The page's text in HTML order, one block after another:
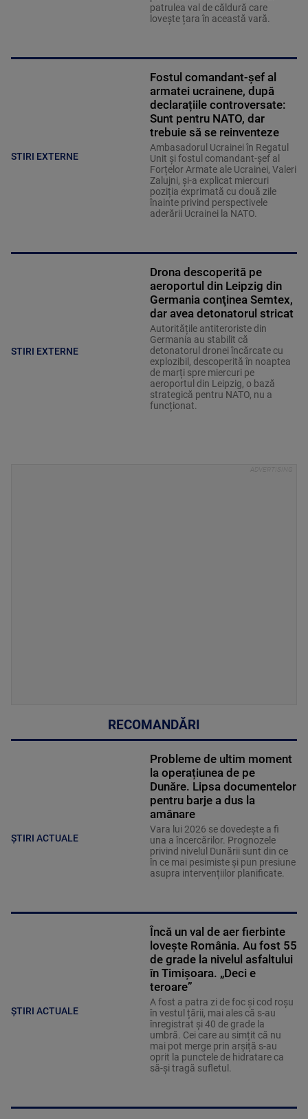
patrulea val de căldură care
lovește țara în această vară.
STIRI EXTERNE
Fostul comandant-șef al
armatei ucrainene, după
declarațiile controversate:
Sunt pentru NATO, dar
trebuie să se reinventeze
Ambasadorul Ucrainei în Regatul
Unit și fostul comandant-șef al
Forțelor Armate ale Ucrainei, Valeri
Zalujni, și-a explicat miercuri
poziția exprimată cu două zile
înainte privind perspectivele
aderării Ucrainei la NATO.
STIRI EXTERNE
Drona descoperită pe
aeroportul din Leipzig din
Germania conţinea Semtex,
dar avea detonatorul stricat
Autoritățile antiteroriste din
Germania au stabilit că
detonatorul dronei încărcate cu
explozibil, descoperită în noaptea
de marți spre miercuri pe
aeroportul din Leipzig, o bază
strategică pentru NATO, nu a
funcționat.
RECOMANDĂRI
ȘTIRI ACTUALE
Probleme de ultim moment
la operațiunea de pe
Dunăre. Lipsa documentelor
pentru barje a dus la
amânare
Vara lui 2026 se dovedește a fi
una a încercărilor. Prognozele
privind nivelul Dunării sunt din ce
în ce mai pesimiste și pun presiune
asupra intervențiilor planificate.
ȘTIRI ACTUALE
Încă un val de aer fierbinte
lovește România. Au fost 55
de grade la nivelul asfaltului
în Timișoara. „Deci e
teroare”
A fost a patra zi de foc și cod roșu
în vestul țării, mai ales că s-au
înregistrat și 40 de grade la
umbră. Cei care au simțit că nu
mai pot merge prin arșiță s-au
oprit la punctele de hidratare ca
să-și tragă sufletul.